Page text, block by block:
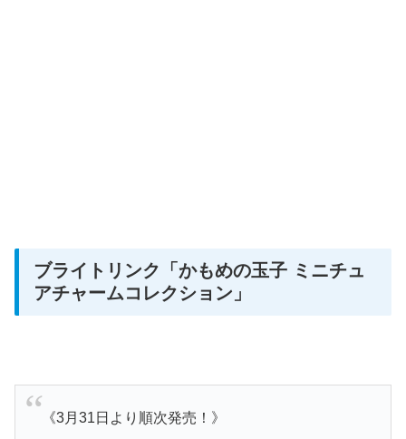
ブライトリンク 「かもめの玉子 ミニチュ
アチャームコレクション」
《3月31日より順次発売！》